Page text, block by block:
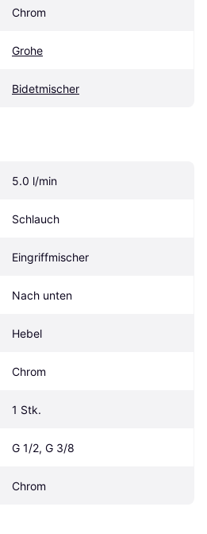
Chrom
Grohe
Bidetmischer
5.0 l/min
Schlauch
Eingriffmischer
Nach unten
Hebel
Chrom
1 Stk.
G 1/2, G 3/8
Chrom